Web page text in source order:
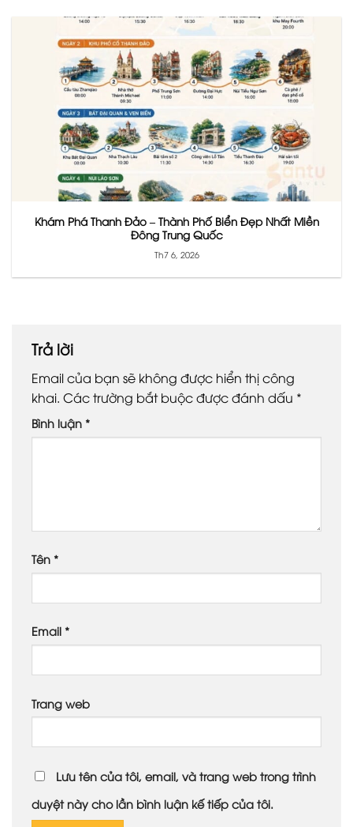
Khám Phá Thanh Đảo – Thành Phố Biển Đẹp Nhất Miền
Đông Trung Quốc
Th7 6, 2026
Trả lời
Email của bạn sẽ không được hiển thị công
khai. Các trường bắt buộc được đánh dấu *
Bình luận *
Tên *
Email *
Trang web
Lưu tên của tôi, email, và trang web trong trình
duyệt này cho lần bình luận kế tiếp của tôi.